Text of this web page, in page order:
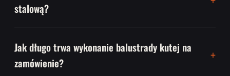
stalową?
Jak długo trwa wykonanie balustrady kutej na
zamówienie?